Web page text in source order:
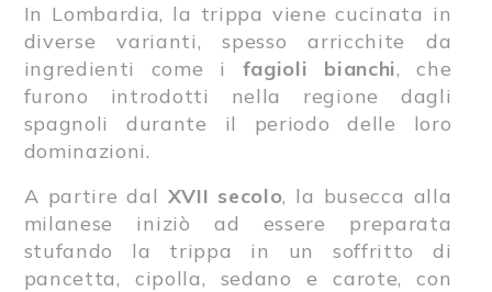
In Lombardia, la trippa viene cucinata in
diverse varianti, spesso arricchite da
ingredienti come i fagioli bianchi, che
furono introdotti nella regione dagli
spagnoli durante il periodo delle loro
dominazioni.
A partire dal XVII secolo, la busecca alla
milanese iniziò ad essere preparata
stufando la trippa in un soffritto di
pancetta, cipolla, sedano e carote, con